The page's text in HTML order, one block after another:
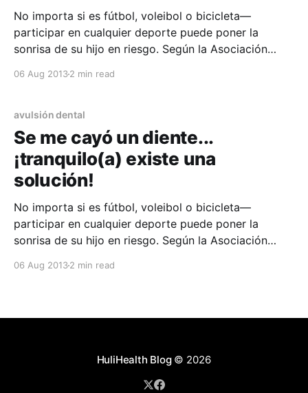
No importa si es fútbol, voleibol o bicicleta—
participar en cualquier deporte puede poner la
sonrisa de su hijo en riesgo. Según la Asociación
causadas por deportes son la causa número uno de
de un forma
06 Aug 20132 min read
avulsión dental
Se me cayó un diente...
¡tranquilo(a) existe una
solución!
No importa si es fútbol, voleibol o bicicleta—
participar en cualquier deporte puede poner la
sonrisa de su hijo en riesgo. Según la Asociación
causadas por deportes son la causa número uno de
06 Aug 20132 min read
HuliHealth Blog© 2026